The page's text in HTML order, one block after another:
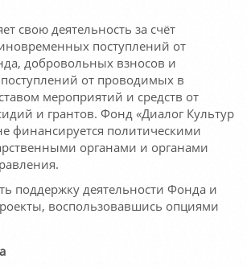
свою деятельность за счёт
поступлений от
добровольных взносов и
от проводимых в
мероприятий и средств от
и грантов. Фонд «Диалог Культур
финансируется политическими
органами и органами
поддержку деятельности Фонда и
воспользовавшись опциями